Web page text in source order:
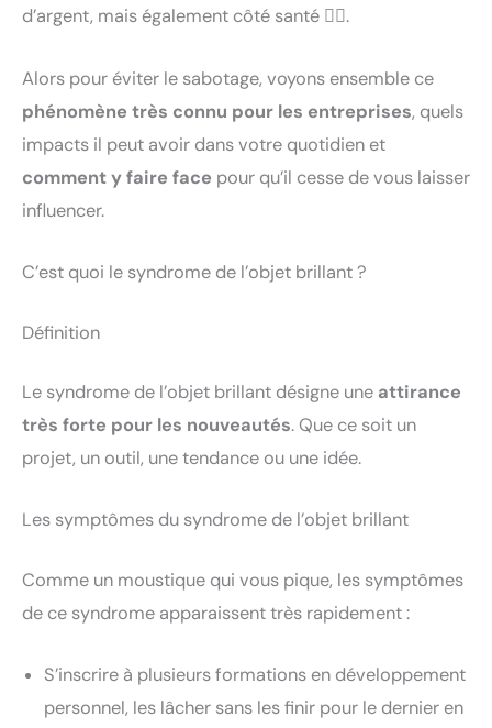
d’argent, mais également côté santé 😵‍💫.
Alors pour éviter le sabotage, voyons ensemble ce
phénomène très connu pour les entreprises, quels
impacts il peut avoir dans votre quotidien et
comment y faire face pour qu’il cesse de vous laisser
influencer.
C’est quoi le syndrome de l’objet brillant ?
Définition
Le syndrome de l’objet brillant désigne une attirance
très forte pour les nouveautés. Que ce soit un
projet, un outil, une tendance ou une idée.
Les symptômes du syndrome de l’objet brillant
Comme un moustique qui vous pique, les symptômes
de ce syndrome apparaissent très rapidement :
S’inscrire à plusieurs formations en développement
personnel, les lâcher sans les finir pour le dernier en